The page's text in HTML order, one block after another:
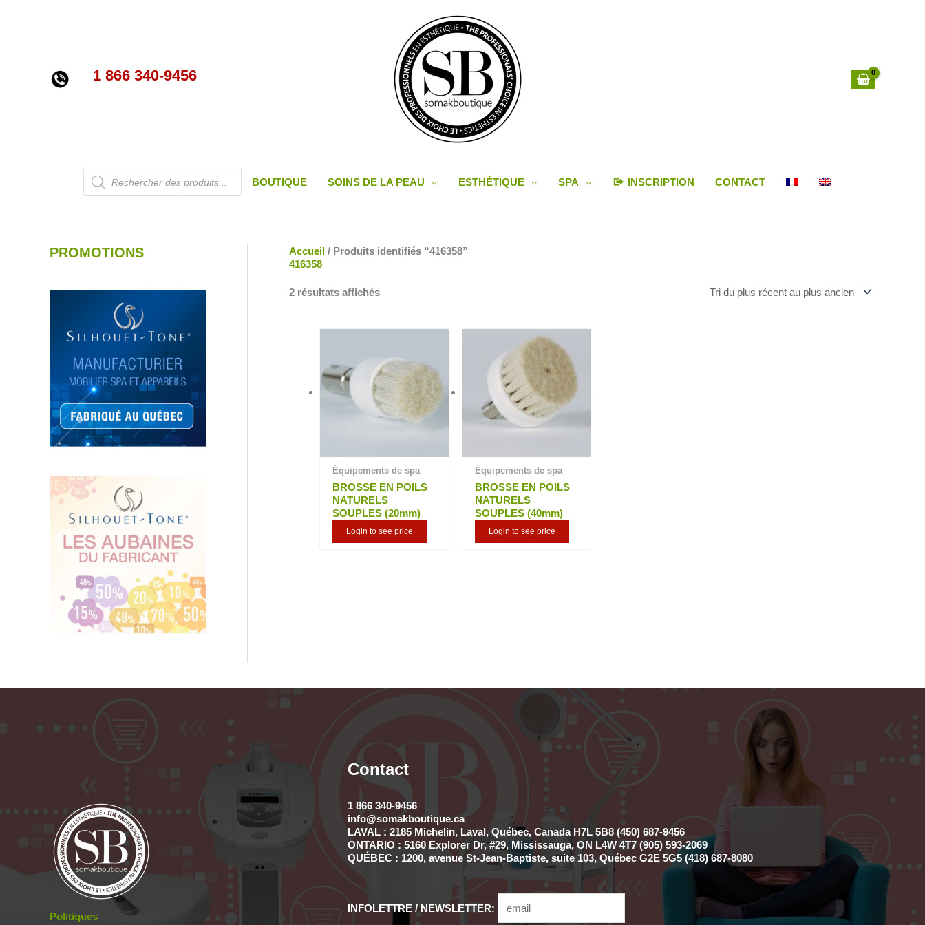
1 866 340-9456
Recherche
de
produits
BOUTIQUE SOINS DE LA PEAU ESTHÉTIQUE SPA INSCRIPTION CONTACT
PROMOTIONS Accueil / Produits identifiés “416358”
416358
2 résultats affichés
Trié
récent
ancien
Équipements de spa
BROSSE EN POILS
NATURELS
SOUPLES (20mm)
Login to see price
Équipements de spa
BROSSE EN POILS
NATURELS
SOUPLES (40mm)
Login to see price
Politiques
Contact
1 866 340-9456
info@somakboutique.ca
LAVAL : 2185 Michelin, Laval, Québec, Canada H7L 5B8 (450) 687-9456
ONTARIO : 5160 Explorer Dr, #29, Mississauga, ON L4W 4T7 (905) 593-2069
QUÉBEC : 1200, avenue St-Jean-Baptiste, suite 103, Québec G2E 5G5 (418) 687-8080
INFOLETTRE / NEWSLETTER: